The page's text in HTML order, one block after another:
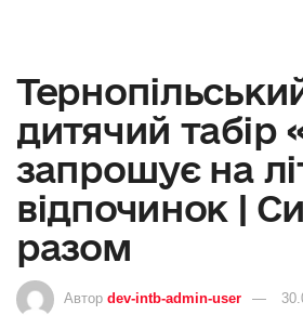
дитячий табір
запрошує на
відпочинок |
разом
Автор dev-intb-admin-user